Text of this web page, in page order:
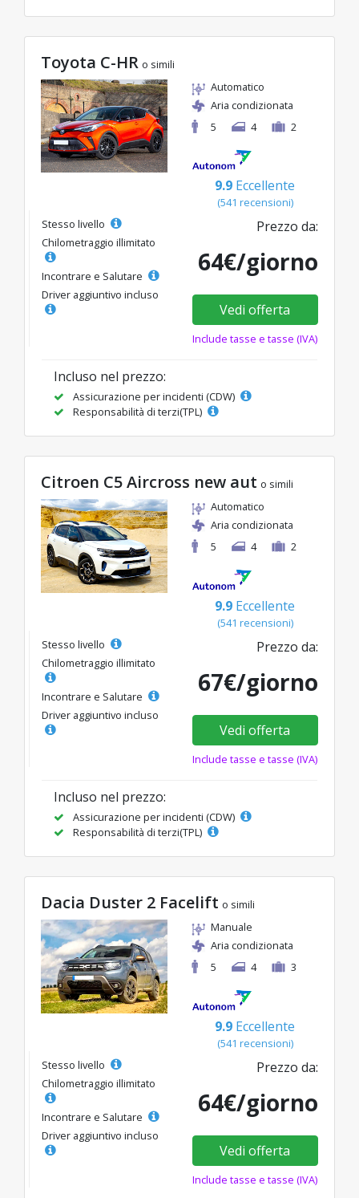
Toyota C-HR o simili
Automatico
Aria condizionata
5
4 2
9.9 Eccellente
(541 recensioni)
Stesso livello
Chilometraggio illimitato
Incontrare e Salutare
Driver aggiuntivo incluso
Prezzo da:
64€/giorno
Vedi offerta
Include tasse e tasse (IVA)
Incluso nel prezzo:
Assicurazione per incidenti (CDW)
Responsabilità di terzi(TPL)
Citroen C5 Aircross new aut o simili
Automatico
Aria condizionata
5
4 2
9.9 Eccellente
(541 recensioni)
Stesso livello
Chilometraggio illimitato
Incontrare e Salutare
Driver aggiuntivo incluso
Prezzo da:
67€/giorno
Vedi offerta
Include tasse e tasse (IVA)
Incluso nel prezzo:
Assicurazione per incidenti (CDW)
Responsabilità di terzi(TPL)
Dacia Duster 2 Facelift o simili
Manuale
Aria condizionata
5
4 3
9.9 Eccellente
(541 recensioni)
Stesso livello
Chilometraggio illimitato
Incontrare e Salutare
Driver aggiuntivo incluso
Prezzo da:
64€/giorno
Vedi offerta
Include tasse e tasse (IVA)